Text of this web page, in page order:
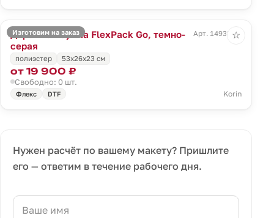
Изготовим на заказ
Дорожная сумка FlexPack Go, темно-
серая
Арт. 14938.31
полиэстер 53x26x23 см
от 19 900 ₽
Свободно: 0 шт.
Флекс DTF Korin
☆
Нужен расчёт по вашему макету? Пришлите
его — ответим в течение рабочего дня.